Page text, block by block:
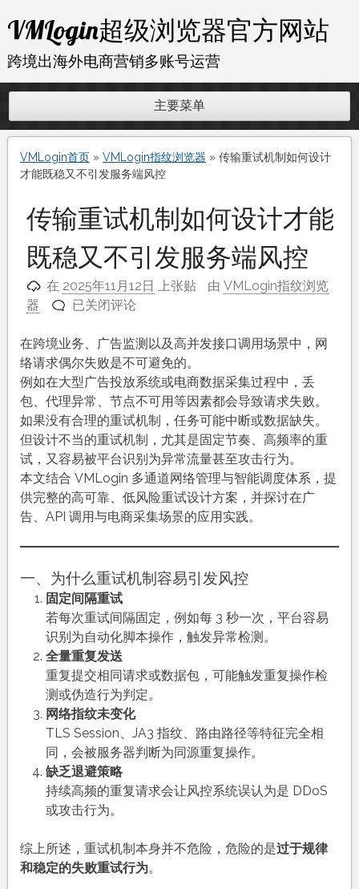
跳
内
VMLogin超级浏览器官方网站
跨境出海外电商营销多账号运营
主要菜单
VMLogin首页» VMLogin指纹浏览器 » 传输重试机制如何设计
才能既稳又不引发服务端风控
传输重试机制如何设计才能
既稳又不引发服务端风控
在 2025年11月12日 上张贴 由VMLogin指纹浏览
器
传
重
试
机
制
如
何
设
计
才
能
又
不
引
发
服
务
端
风
控
已关闭评论
在跨境业务、广告监测以及高并发接口调用场景中，网
络请求偶尔失败是不可避免的。
例如在大型广告投放系统或电商数据采集过程中，丢
包、代理异常、节点不可用等因素都会导致请求失败。
如果没有合理的重试机制，任务可能中断或数据缺失。
但设计不当的重试机制，尤其是固定节奏、高频率的重
试，又容易被平台识别为异常流量甚至攻击行为。
本文结合 VMLogin 多通道网络管理与智能调度体系，提
供完整的高可靠、低风险重试设计方案，并探讨在广
告、API 调用与电商采集场景的应用实践。
一、为什么重试机制容易引发风控
固定间隔重试
若每次重试间隔固定，例如每 3 秒一次，平台容易
识别为自动化脚本操作，触发异常检测。
全量重复发送
重复提交相同请求或数据包，可能触发重复操作检
测或伪造行为判定。
网络指纹未变化
TLS Session、JA3 指纹、路由路径等特征完全相
同，会被服务器判断为同源重复操作。
缺乏退避策略
持续高频的重复请求会让风控系统误认为是 DDoS
或攻击行为。
综上所述，重试机制本身并不危险，危险的是过于规律
和稳定的失败重试行为。